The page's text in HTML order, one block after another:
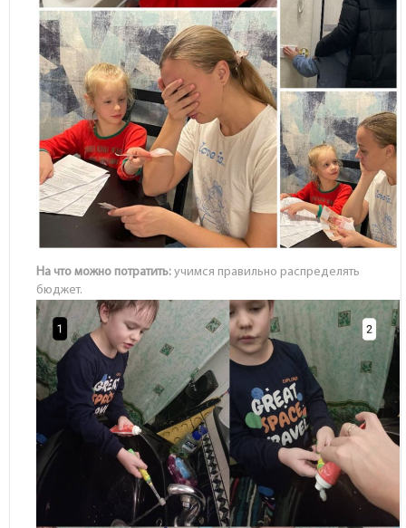
На что можно потратить: учимся правильно распределять
бюджет.